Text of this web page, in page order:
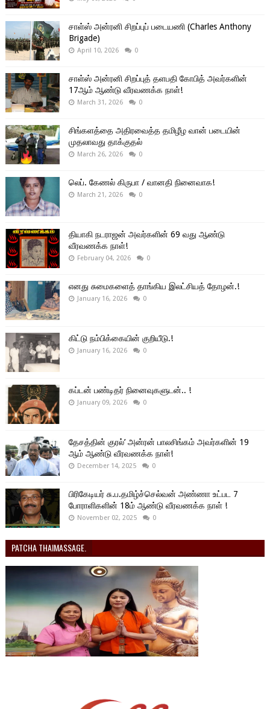
சாள்ஸ் அன்ரனி சிறப்புப் படையணி (Charles Anthony
Brigade)
April 10, 2026 0
சாள்ஸ் அன்ரனி சிறப்புத் தளபதி கோபித் அவர்களின்
17ஆம் ஆண்டு வீரவணக்க நாள்!
March 31, 2026 0
சிங்களத்தை அதிரவைத்த தமிழீழ வான் படையின்
முதலாவது தாக்குதல்
March 26, 2026 0
லெப். கேணல் கிருபா / வானதி நினைவாக!
March 21, 2026 0
தியாகி நடராஜன் அவர்களின் 69 வது ஆண்டு
வீரவணக்க நாள்!
February 04, 2026 0
எனது சுமைகளைத் தாங்கிய இலட்சியத் தோழன்.!
January 16, 2026 0
கிட்டு நம்பிக்கையின் குறியீடு.!
January 16, 2026 0
கப்டன் பண்டிதர் நினைவுகளுடன்.. !
January 09, 2026 0
தேசத்தின் குரல்’ அன்ரன் பாலசிங்கம் அவர்களின் 19
ஆம் ஆண்டு வீரவணக்க நாள்!
December 14, 2025 0
பிரிகேடியர் சு.ப.தமிழ்ச்செல்வன் அண்ணா உட்பட 7
போராளிகளின் 18ம் ஆண்டு வீரவணக்க நாள் !
November 02, 2025 0
PATCHA THAIMASSAGE.